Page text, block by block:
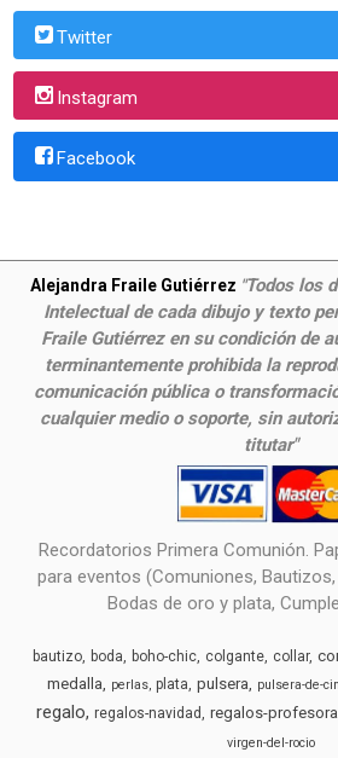
Twitter
Instagram
Facebook
Alejandra Fraile Gutiérrez "Todos los
Intelectual de cada dibujo y texto
Fraile Gutiérrez en su condición de
terminantemente prohibida la
comunicación pública o
cualquier medio o soporte, sin
titutar"
Recordatorios Primera Comunión.
para eventos (Comuniones,
Bodas de oro y plata,
bautizo boda boho-chic colgante collar
medalla perlas plata pulsera pulsera-de-
regalo regalos-navidad regalos-
virgen-del-rocio